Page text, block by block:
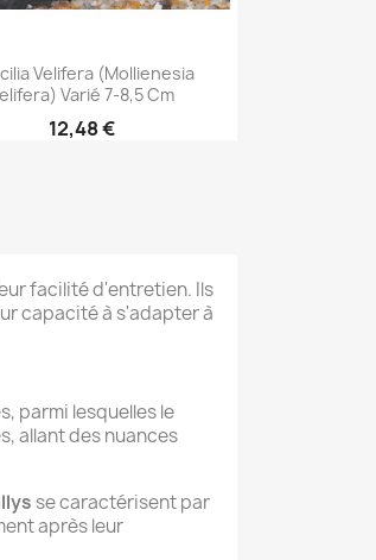
 Aperçu rapide
Velifera (Mollienesia
Varié 7-8,5 Cm
12,48 €
facilité d'entretien. Ils
capacité à s'adapter à
parmi lesquelles le
allant des nuances
se caractérisent par
après leur